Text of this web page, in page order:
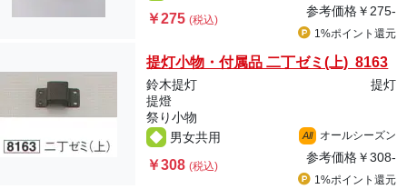
￥275(税込)
参考価格￥275-
1%ポイント 還元
提灯小物・付属品 二丁ゼミ(上) 8163
鈴木提灯
提灯
提燈
祭り小物
男女共用
All オールシーズン
￥308(税込)
参考価格￥308-
1%ポイント 還元